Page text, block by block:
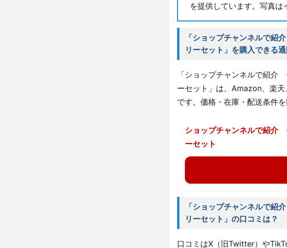
を提供しています。写真は
「ショップチャンネルで紹
リーセット」を購入できる
「ショップチャンネルで紹介
ーセット」は、Amazon、楽
です。価格・在庫・配送条件
ショップチャンネルで紹介
ーセット
「ショップチャンネルで紹
リーセット」の口コミは？
口コミはX（旧Twitter）や